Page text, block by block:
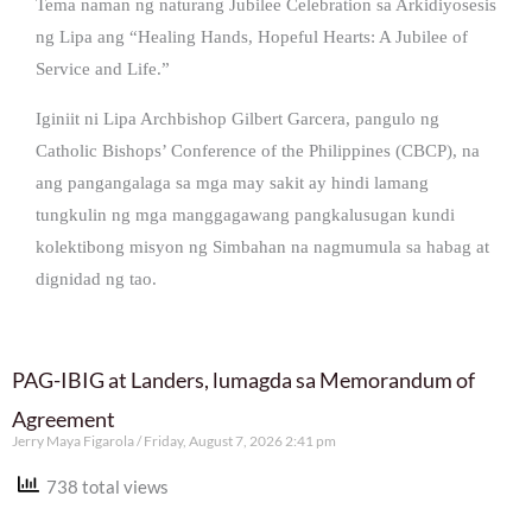
Tema naman ng naturang Jubilee Celebration sa Arkidiyosesis
ng Lipa ang “Healing Hands, Hopeful Hearts: A Jubilee of
Service and Life.”
Iginiit ni Lipa Archbishop Gilbert Garcera, pangulo ng
Catholic Bishops’ Conference of the Philippines (CBCP), na
ang pangangalaga sa mga may sakit ay hindi lamang
tungkulin ng mga manggagawang pangkalusugan kundi
kolektibong misyon ng Simbahan na nagmumula sa habag at
dignidad ng tao.
PAG-IBIG at Landers, lumagda sa Memorandum of
Agreement
Jerry Maya Figarola Friday, August 7, 2026 2:41 pm
738 total views